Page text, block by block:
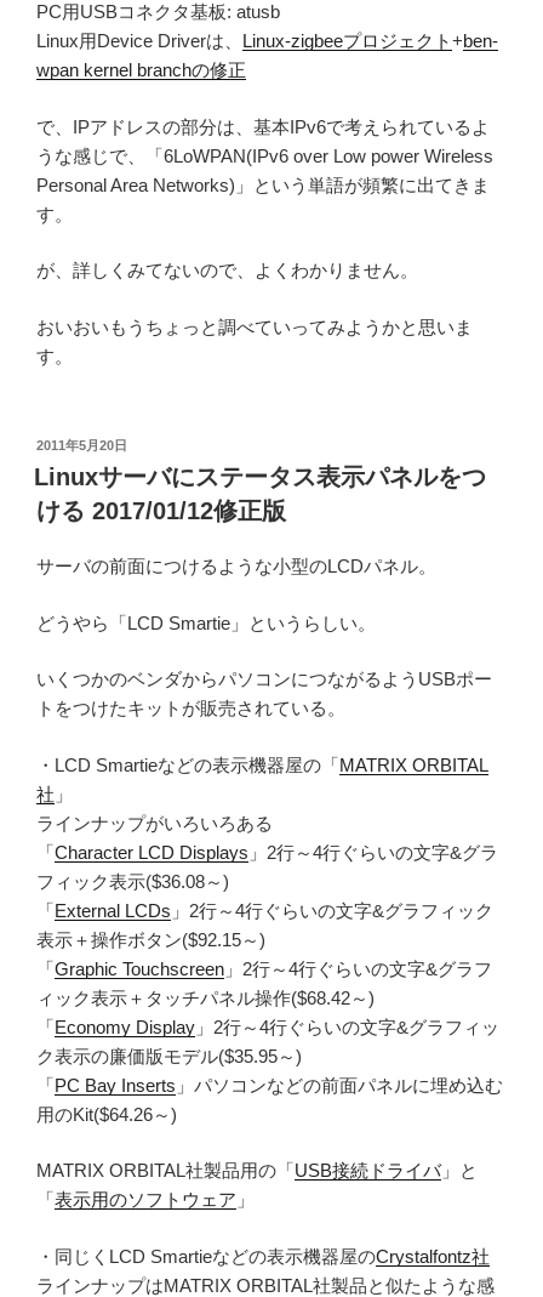
PC用USBコネクタ基板: atusb
Linux用Device Driverは、 Linux-zigbeeプロジェクト+ben-
wpan kernel branchの修正
で、IPアドレスの部分は、基本IPv6で考えられているよ
うな感じで、「6LoWPAN(IPv6 over Low power Wireless
Personal Area Networks)」という単語が頻繁に出てきま
す。
が、詳しくみてないので、よくわかりません。
おいおいもうちょっと調べていってみようかと思いま
す。
投
稿
日:
2011年5月20日
Linuxサーバにステータス表示パネルをつ
ける 2017/01/12修正版
サーバの前面につけるような小型のLCDパネル。
どうやら「LCD Smartie」というらしい。
いくつかのベンダからパソコンにつながるようUSBポー
トをつけたキットが販売されている。
・LCD Smartieなどの表示機器屋の「MATRIX ORBITAL
社 」
ラインナップがいろいろある
「Character LCD Displays 」2行～4行ぐらいの文字&グラ
フィック表示($36.08～)
「External LCDs 」2行～4行ぐらいの文字&グラフィック
表示＋操作ボタン($92.15～)
「Graphic Touchscreen 」2行～4行ぐらいの文字&グラフ
ィック表示＋タッチパネル操作($68.42～)
「Economy Display 」2行～4行ぐらいの文字&グラフィッ
ク表示の廉価版モデル($35.95～)
「PC Bay Inserts 」パソコンなどの前面パネルに埋め込む
用のKit($64.26～)
MATRIX ORBITAL社製品用の「USB接続ドライバ」と
「表示用のソフトウェア 」
・同じくLCD Smartieなどの表示機器屋のCrystalfontz社
ラインナップはMATRIX ORBITAL社製品と似たような感